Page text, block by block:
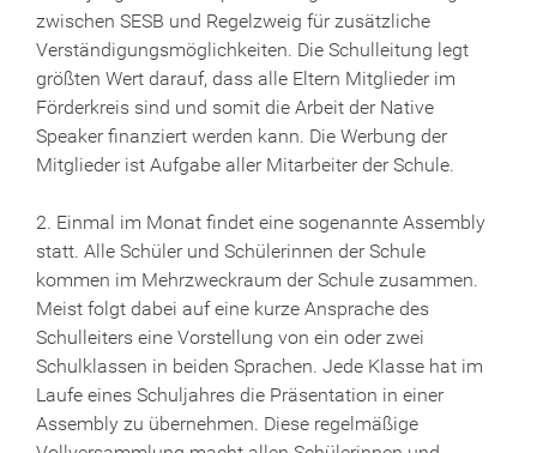
zwischen SESB und Regelzweig für zusätzliche
Verständigungsmöglichkeiten. Die Schulleitung legt
größten Wert darauf, dass alle Eltern Mitglieder im
Förderkreis sind und somit die Arbeit der Native
Speaker finanziert werden kann. Die Werbung der
Mitglieder ist Aufgabe aller Mitarbeiter der Schule.
2. Einmal im Monat findet eine sogenannte Assembly
statt. Alle Schüler und Schülerinnen der Schule
kommen im Mehrzweckraum der Schule zusammen.
Meist folgt dabei auf eine kurze Ansprache des
Schulleiters eine Vorstellung von ein oder zwei
Schulklassen in beiden Sprachen. Jede Klasse hat im
Laufe eines Schuljahres die Präsentation in einer
Assembly zu übernehmen. Diese regelmäßige